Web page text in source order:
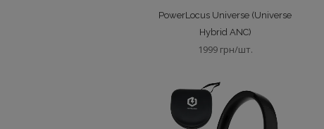
PowerLocus Universe (Universe
Hybrid ANC)
1999 грн/шт.